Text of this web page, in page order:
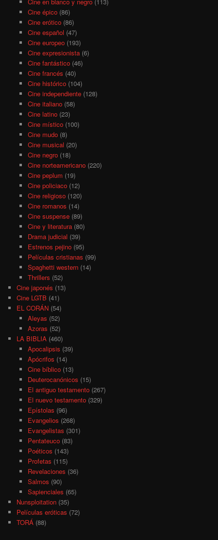
Cine épico(86)
Cine erótico(86)
Cine español (47)
Cine europeo(193)
Cine expresionista(6)
Cine fantástico(46)
Cine francés (40)
Cine histórico(104)
Cine independiente(128)
Cine italiano(58)
Cine latino(23)
Cine místico(100)
Cine mudo(8)
Cine musical (20)
Cine negro(18)
Cine norteamericano(220)
Cine peplum (19)
Cine policiaco(12)
Cine religioso(120)
Cine romanos (14)
Cine suspense(89)
Cine y literatura(80)
Drama judicial (39)
Estrenos pejino(95)
Películas cristianas (99)
Spaghetti western(14)
Thrillers (52)
Cine japonés (13)
Cine LGTB (41)
EL CORÁN (54)
Aleyas (52)
Azoras (52)
LA BIBLIA (460)
Apocalipsis (39)
Apócrifos (14)
Cine bíblico(13)
Deuterocanónicos (15)
El antiguo testamento(267)
El nuevo testamento(329)
Epístolas (96)
Evangelios (268)
Evangelistas (301)
Pentateuco(83)
Poéticos (143)
Profetas (115)
Revelaciones (36)
Salmos (90)
Sapienciales (65)
Nunsploitation (35)
Películas eróticas (72)
TORÁ (88)